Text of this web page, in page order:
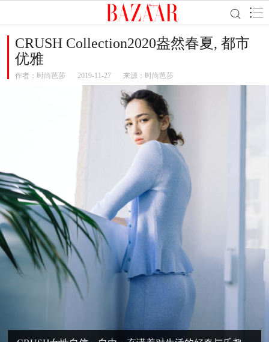
CRUSH Collection2020盎然春夏, 都市
优雅
作者： 时尚芭莎 2019-11-27 来源：时尚芭莎